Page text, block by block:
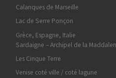
Calanques de Marseille
Lac de Serre Ponçon
Grèce, Espagne, Italie
Sardaigne – Archipel de la
Les Cinque Terre
Venise coté ville / coté lagune